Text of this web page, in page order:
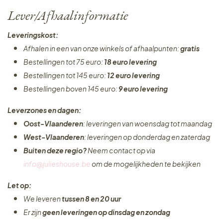
Lever/Afhaalinformatie
Leveringskost:
Afhalen in een van onze winkels of afhaalpunten:gratis
Bestellingen tot 75 euro: 18 euro levering
Bestellingen tot 145 euro: 12 euro levering
Bestellingen boven 145 euro: 9 euro levering
Leverzones en dagen:
Oost-Vlaanderen: leveringen van woensdag tot maandag
West-Vlaanderen: leveringen op donderdag en zaterdag
Buiten deze regio?Neem contact op via
info@julieshouse.beom de mogelijkheden te bekijken
Let op:
We leverentussen 8 en 20 uur
Er zijngeen leveringenop dinsdag en zondag